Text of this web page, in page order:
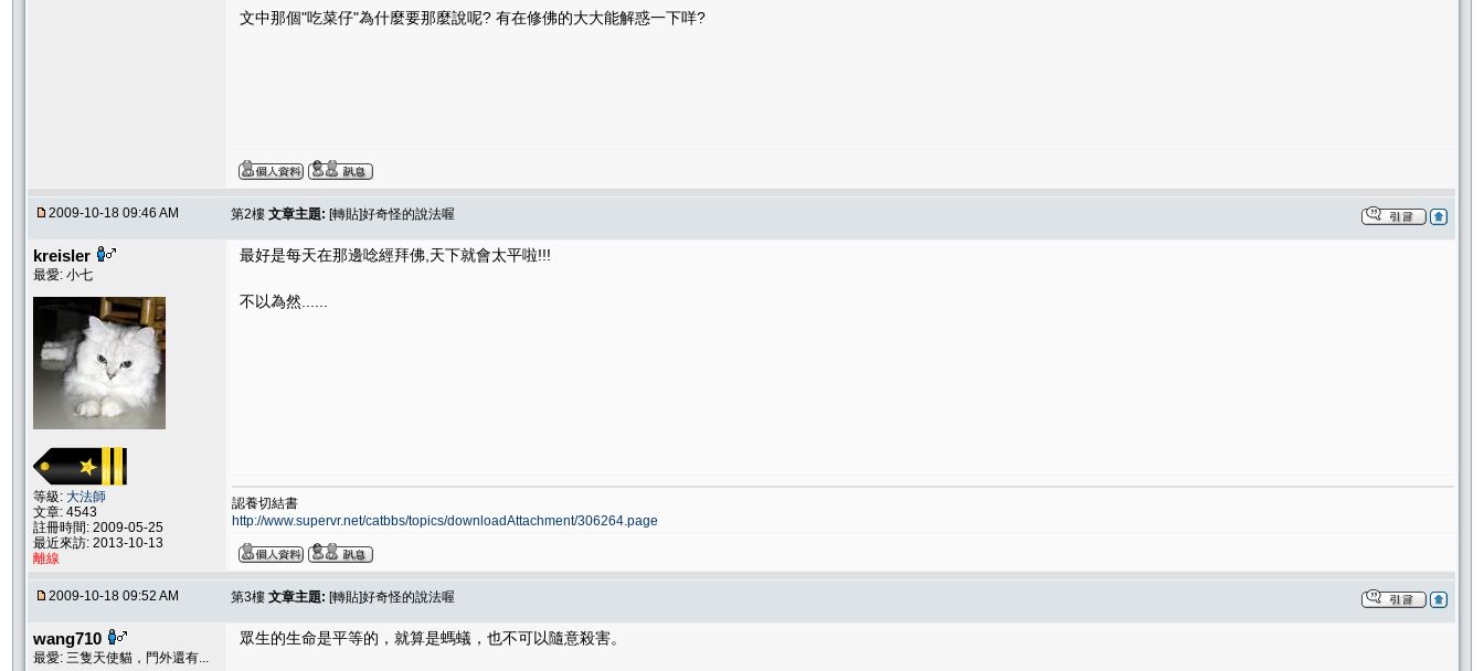
文中那個"吃菜仔"為什麼要那麼說呢? 有在修佛的大大能解惑一下咩?
2009-10-18 09:46 AM 第2樓 文章主題: [轉貼]好奇怪的說法喔
kreisler
最愛: 小七
等級: 大法師
文章: 4543
註冊時間: 2009-05-25
最近來訪: 2013-10-13
離線
最好是每天在那邊唸經拜佛,天下就會太平啦!!!
不以為然......
認養切結書
http://www.supervr.net/catbbs/topics/downloadAttachment/306264.page
2009-10-18 09:52 AM 第3樓 文章主題: [轉貼]好奇怪的說法喔
wang710
最愛: 三隻天使貓，門外還有...
眾生的生命是平等的，就算是螞蟻，也不可以隨意殺害。